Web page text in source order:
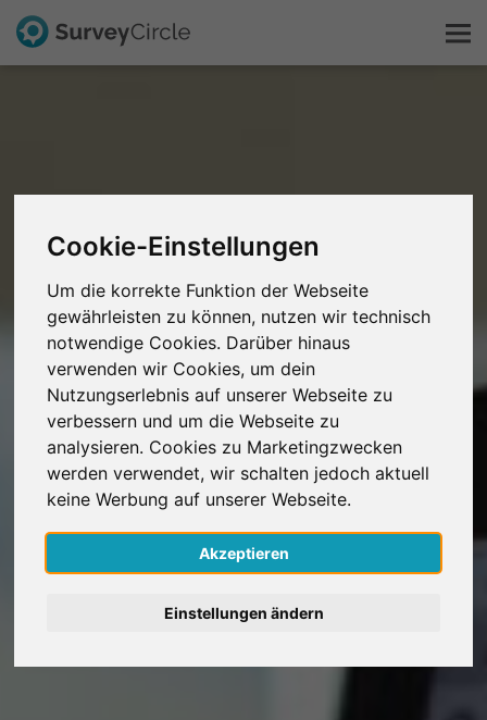
Cookie-Einstellungen
Um die korrekte Funktion der Webseite
gewährleisten zu können, nutzen wir technisch
notwendige Cookies. Darüber hinaus
verwenden wir Cookies, um dein
Nutzungserlebnis auf unserer Webseite zu
verbessern und um die Webseite zu
analysieren. Cookies zu Marketingzwecken
werden verwendet, wir schalten jedoch aktuell
keine Werbung auf unserer Webseite.
Akzeptieren
Einstellungen ändern
Forschung entdecken
FAQ
Kostenlos registrieren
Anmelden
English
Nederlands